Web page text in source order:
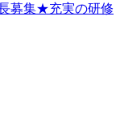
募集★充実の研修